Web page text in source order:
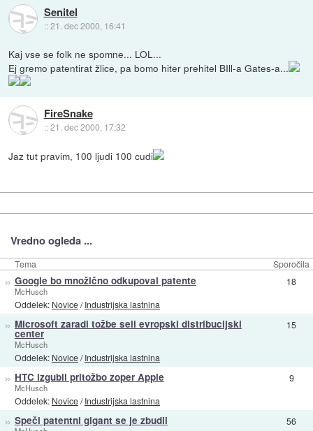
Senitel
::21. dec 2000, 16:41
Kaj vse se folk ne spomne... LOL...
Ej gremo patentirat žlice, pa bomo hiter prehitel BIll-a Gates-a...
FireSnake
::21. dec 2000, 17:32
Jaz tut pravim, 100 ljudi 100 cudi
Vredno ogleda ...
Tema Sporočila
» Google bo množično odkupoval patente
McHusch
Oddelek: Novice/Industrijska lastnina
18
» Microsoft zaradi tožbe seli evropski distribucijski
center
McHusch
Oddelek: Novice/Industrijska lastnina
15
» HTC izgubil pritožbo zoper Apple
McHusch
Oddelek: Novice/Industrijska lastnina
9
» Speči patentni gigant se je zbudil 56